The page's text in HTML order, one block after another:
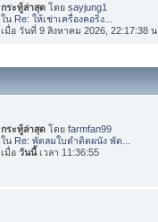
กระทู้ล่าสุด โดยsayjung1
ใน Re: ให้เช่าเครื่องคอริ่ง...
เมื่อ วันที่ 9 สิงหาคม 2026, 22:17:38 น.
กระทู้ล่าสุด โดยfarmfan99
ใน Re: พัดลมใบดำติดผนัง พัด...
เมื่อวันนี้เวลา 11:36:55